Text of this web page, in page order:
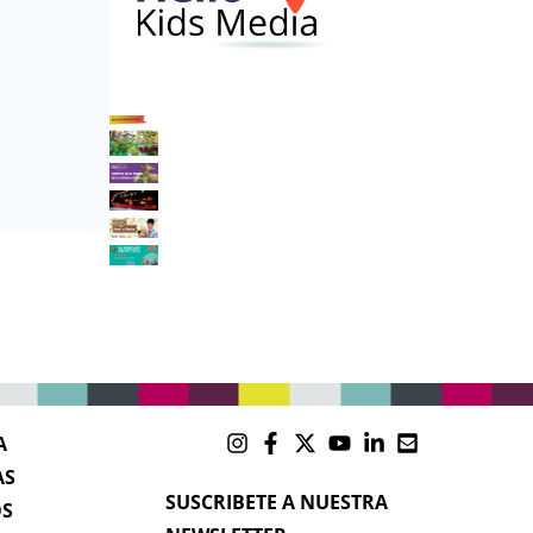
SUSCRIBETE A NUESTRA